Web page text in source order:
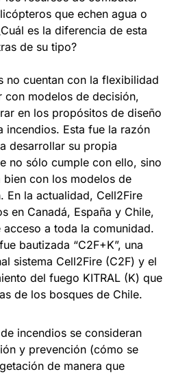
que echen agua o
es la diferencia de esta
de su tipo?
no cuentan con la flexibilidad
con modelos de decisión,
en los propósitos de diseño
incendios. Esta fue la razón
desarrollar su propia
no sólo cumple con ello, sino
bien con los modelos de
En la actualidad, Cell2Fire
en Canadá, España y Chile,
a toda la comunidad.
bautizada “C2F+K”, una
sistema Cell2Fire (C2F) y el
del fuego KITRAL (K) que
de los bosques de Chile.
incendios se consideran
y prevención (cómo se
de manera que